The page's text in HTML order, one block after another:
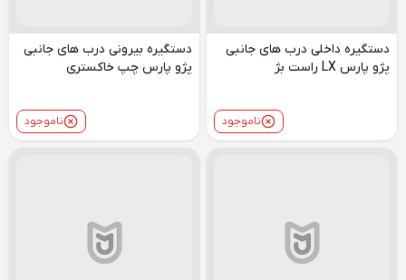
دستگیره داخلی درب های جانبی
پژو پارس LX راست بژ
ناموجود
دستگیره بیرونی درب های جانبی
پژو پارس چپ خاکستری
ناموجود